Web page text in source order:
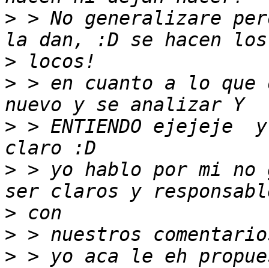
> > No generalizare
>
> > en cuanto a lo que
> > ENTIENDO ejejeje
> > yo hablo por mi
>
>
> > yo aca le eh